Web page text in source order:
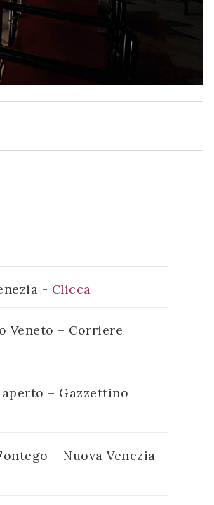
- Clicca
Veneto – Corriere
– Gazzettino
– Nuova Venezia